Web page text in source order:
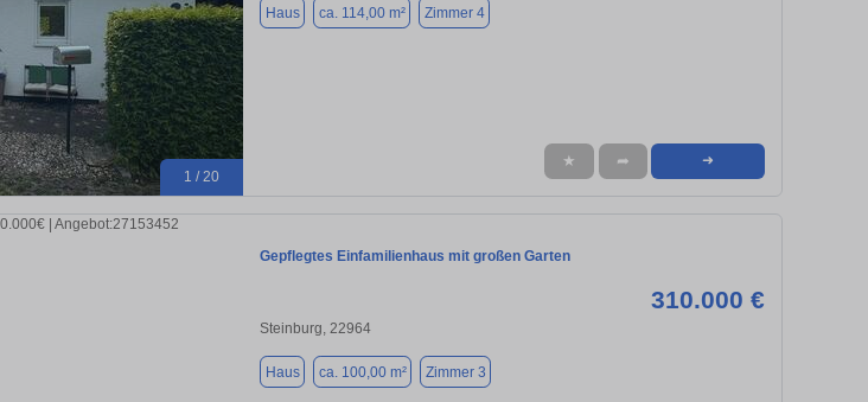
1 / 20
Haus ca. 114,00 m² Zimmer 4
★ ➦ ➜
Gepflegtes Einfamilienhaus mit großen Garten
310.000 €
Steinburg, 22964
Haus ca. 100,00 m² Zimmer 3